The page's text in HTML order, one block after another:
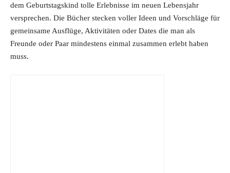
dem Geburtstagskind tolle Erlebnisse im neuen Lebensjahr
versprechen. Die Bücher stecken voller Ideen und Vorschläge für
gemeinsame Ausflüge, Aktivitäten oder Dates die man als
Freunde oder Paar mindestens einmal zusammen erlebt haben
muss.